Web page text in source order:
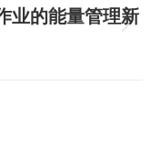
业的能量管理新